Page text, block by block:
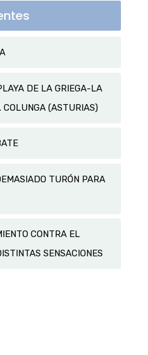
DE LA GRIEGA-LA
COLUNGA (ASTURIAS)
TURÓN PARA
CONTRA EL
SENSACIONES